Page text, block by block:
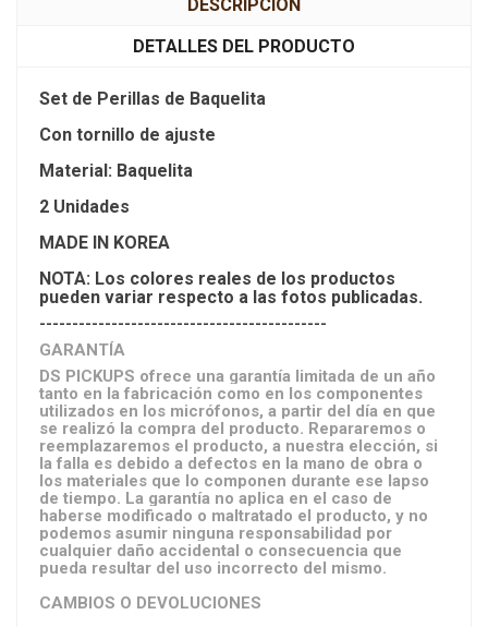
DESCRIPCIÓN
DETALLES DEL PRODUCTO
Set de Perillas de Baquelita
Con tornillo de ajuste
Material: Baquelita
2 Unidades
MADE IN KOREA
NOTA: Los colores reales de los productos
pueden variar respecto a las fotos publicadas.
--------------------------------------------
GARANTÍA
DS PICKUPS ofrece una garantía limitada de un año
tanto en la fabricación como en los componentes
utilizados en los micrófonos, a partir del día en que
se realizó la compra del producto. Repararemos o
reemplazaremos el producto, a nuestra elección, si
la falla es debido a defectos en la mano de obra o
los materiales que lo componen durante ese lapso
de tiempo. La garantía no aplica en el caso de
haberse modificado o maltratado el producto, y no
podemos asumir ninguna responsabilidad por
cualquier daño accidental o consecuencia que
pueda resultar del uso incorrecto del mismo.
CAMBIOS O DEVOLUCIONES